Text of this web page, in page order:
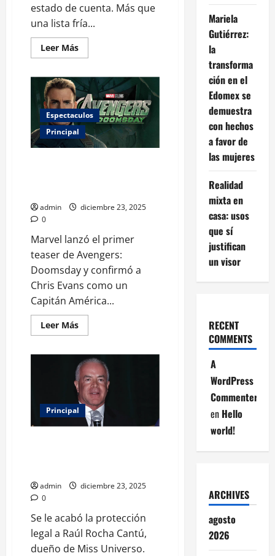
estado de cuenta. Más que
una lista fría...
Leer MásLeer
más
El
análisis
de
gastos
como
forma
de
autoconocimiento
Espectaculos
Principal
admin
diciembre 23, 2025
0
Marvel lanzó el primer
teaser de Avengers:
Doomsday y confirmó a
Chris Evans como un
Capitán América...
Leer MásLeer
más
¡Vuelve
Steve
Rogers!
Marvel
presenta
el
primer
teaser
de
Principal
admin
diciembre 23, 2025
0
Se le acabó la protección
legal a Raúl Rocha Cantú,
dueño de Miss Universo.
Mariela
Gutiérrez:
la
transforma
ción en el
Edomex se
demuestra
con hechos
a favor de
las mujeres
Realidad
mixta en
casa: usos
que sí
justifican
un visor
RECENT
COMMENTS
A
WordPress
Commenter
en Hello
world!
ARCHIVES
agosto
2026